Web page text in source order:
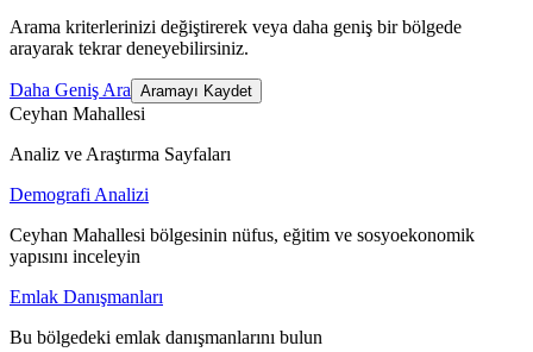
Arama kriterlerinizi değiştirerek veya daha geniş bir bölgede
arayarak tekrar deneyebilirsiniz.
Daha Geniş Ara Aramayı Kaydet
Ceyhan Mahallesi
Analiz ve Araştırma Sayfaları
Demografi Analizi
Ceyhan Mahallesi bölgesinin nüfus, eğitim ve sosyoekonomik
yapısını inceleyin
Emlak Danışmanları
Bu bölgedeki emlak danışmanlarını bulun